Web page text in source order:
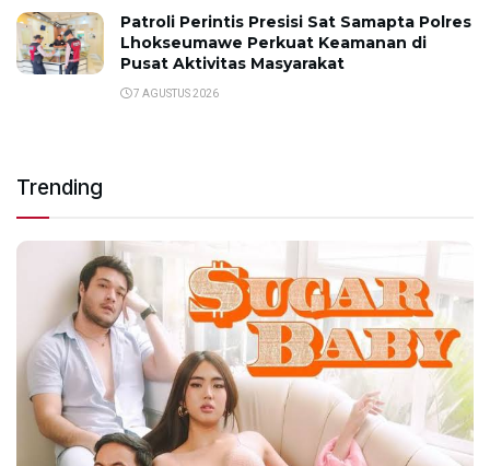
Patroli Perintis Presisi Sat Samapta Polres
Lhokseumawe Perkuat Keamanan di
Pusat Aktivitas Masyarakat
7 AGUSTUS 2026
Trending